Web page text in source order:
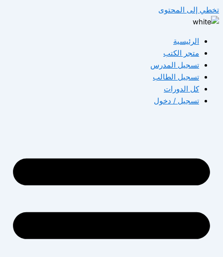
تخطي إلى المحتوى
الرئيسية
متجر الكتب
تسجيل المدرس
تسجيل الطالب
كل الدورات
تسجيل / دخول